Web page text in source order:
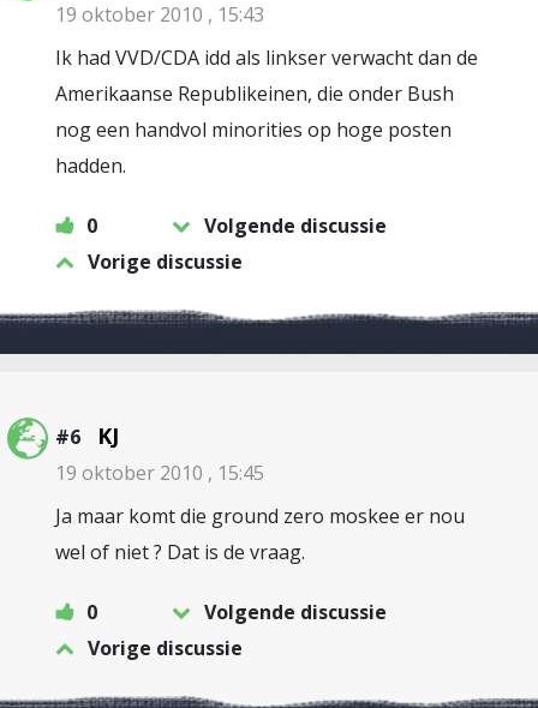
19 oktober 2010 , 15:43
Ik had VVD/CDA idd als linkser verwacht dan de
Amerikaanse Republikeinen, die onder Bush
nog een handvol minorities op hoge posten
hadden.
0
Volgende discussie
Vorige discussie
#6 KJ
19 oktober 2010 , 15:45
Ja maar komt die ground zero moskee er nou
wel of niet ? Dat is de vraag.
0
Volgende discussie
Vorige discussie